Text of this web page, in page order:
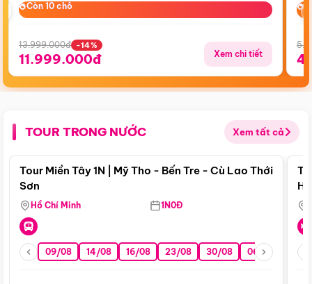
Còn 10 chỗ
Còn 10 chỗ
13.999.000đ -14%
11.999.000đ Xem chi tiết
TOUR TRONG NƯỚC Xem tất cả
Điểm nổi bật
Tour Miền Tây 1N | Mỹ Tho - Bến Tre - Cù Lao Thới
Sơn
Hồ Chí Minh 1N0Đ
09/08 14/08 16/08 23/08 30/08 06/09 13/09